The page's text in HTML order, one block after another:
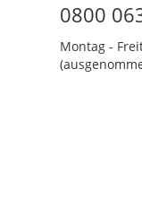
0800
Montag -